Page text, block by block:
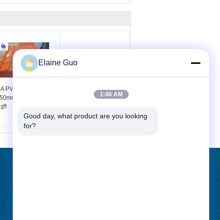
PVC সিনথেটিক রুফ টাইল
প্রস্থ 5-বছরের
ASA সিনথেটিক রেজিন রুফ টাইল
১০৫০মিমি প্রস্থ ২.৫মিমি পুরুত্ব
Elaine Guo
1:46 AM
Good day, what product are you looking
for?